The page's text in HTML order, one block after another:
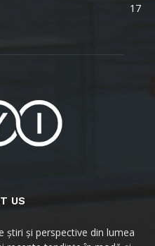
17
US
știri și perspective din lumea